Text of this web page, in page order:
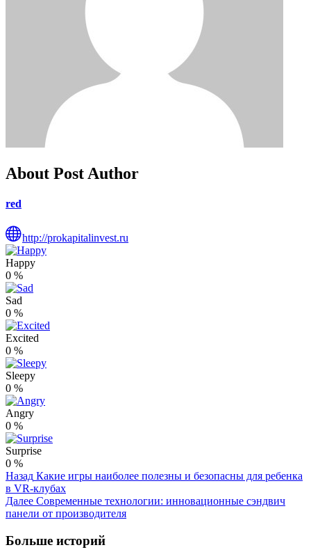
About Post Author
red
http://prokapitalinvest.ru
Happy
0 %
Sad
0 %
Excited
0 %
Sleepy
0 %
Angry
0 %
Surprise
0 %
Post
Navigation
Назад Какие игры наиболее полезны и безопасны для ребенка
в VR-клубах
Далее Современные технологии: инновационные сэндвич
панели от производителя
Больше историй